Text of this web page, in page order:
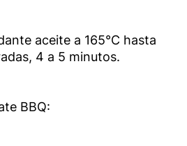
aceite a 165°C hasta
4 a 5 minutos.
BBQ: